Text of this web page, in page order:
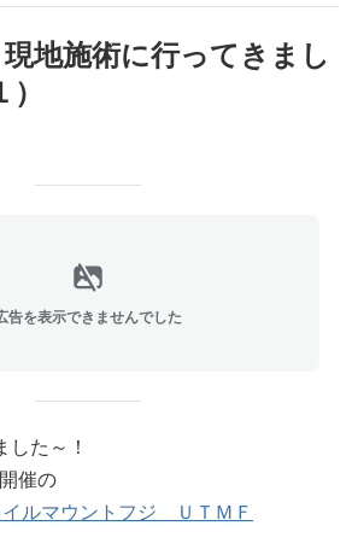
地施術に行ってきまし
）
告を表示できませんでした
した～！
催の
ルマウントフジ ＵＴＭＦ